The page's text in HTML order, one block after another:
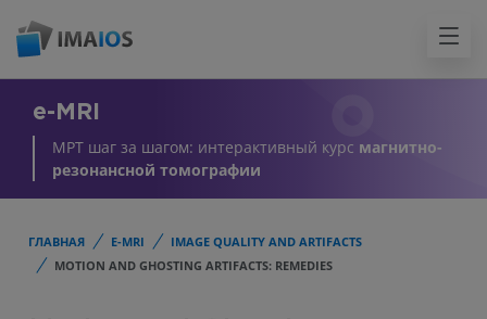
e-MRI
МРТ шаг за шагом: интерактивный курс магнитно-
резонансной томографии
ГЛАВНАЯ E-MRI
IMAGE QUALITY AND ARTIFACTS
MOTION AND GHOSTING ARTIFACTS: REMEDIES